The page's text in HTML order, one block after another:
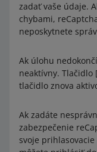
zadať vaše údaje.
chybami,
neposkytnete
Ak úlohu
neaktívny. Tlačidlo
tlačidlo znova
Ak zadáte
zabezpečenie
svoje